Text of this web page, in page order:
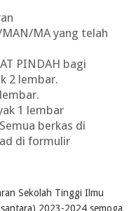
MA yang telah
PINDAH bagi
2 lembar.
1 lembar
berkas di
di formulir
Sekolah Tinggi Ilmu
2023-2024 semoga